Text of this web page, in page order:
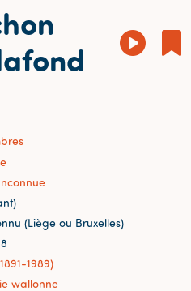
(Liège ou Bruxelles)
1989)
wallonne